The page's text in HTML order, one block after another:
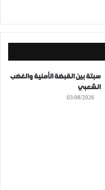
سبتة بين القبضة الأمنية والغضب
الشعبي
03/08/2026